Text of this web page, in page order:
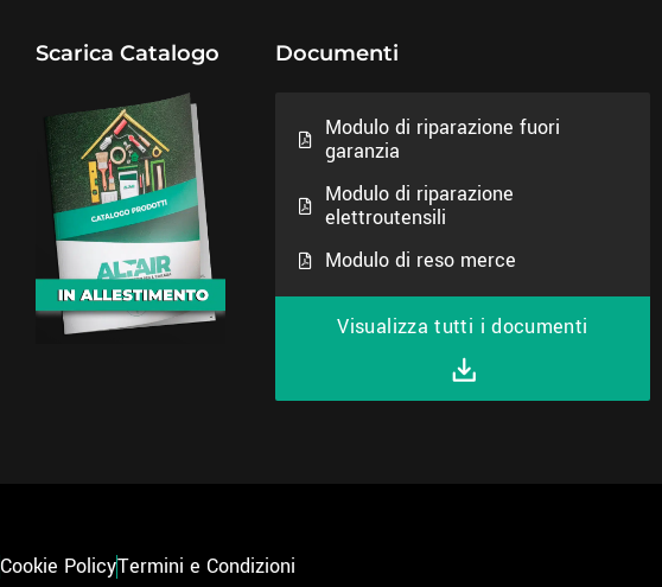
Scarica Catalogo Documenti
Modulo di riparazione fuori
garanzia
Modulo di riparazione
elettroutensili
Modulo di reso merce
Visualizza tutti i documenti
Cookie PolicyTermini e Condizioni